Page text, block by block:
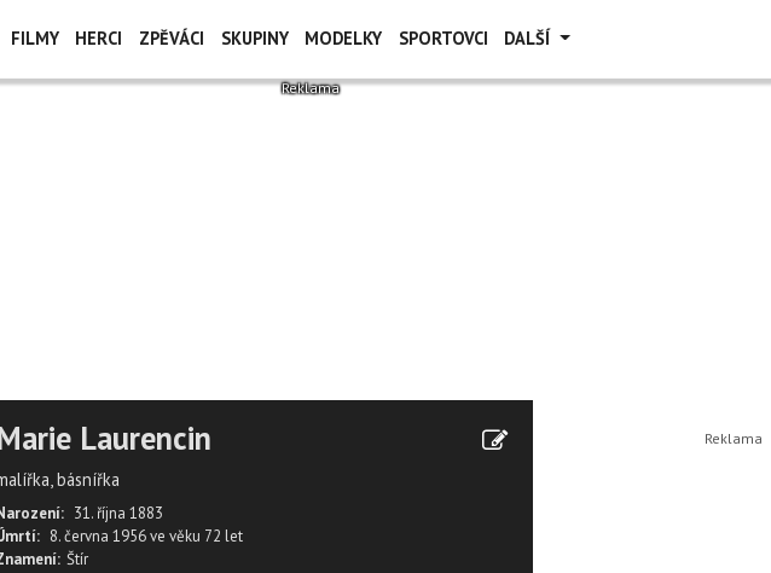
FILMY HERCI ZPĚVÁCI SKUPINY MODELKY SPORTOVCI DALŠÍ
Laurencin
básnířka
31. října 1883
8. června 1956ve věku 72 let
Štír